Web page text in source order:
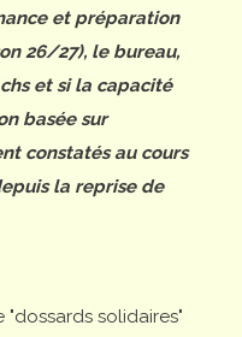
et préparation
26/27), le bureau,
et si la capacité
basée sur
constatés au cours
la reprise de
"dossards solidaires"